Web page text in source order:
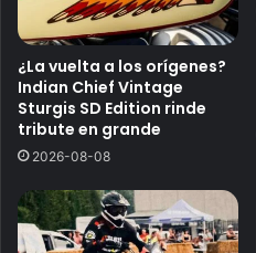
¿La vuelta a los orígenes?
Indian Chief Vintage
Sturgis SD Edition rinde
tribute en grande
2026-08-08